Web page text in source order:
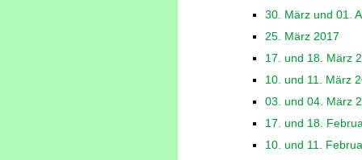
30. März und 01.
25. März 2017
17. und 18. März
10. und 11. März
03. und 04. März
17. und 18.
10. und 11.